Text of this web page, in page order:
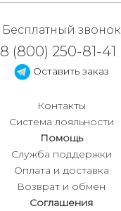
Бесплатный звонок
8 (800) 250-81-41
Оставить заказ
Контакты
Система лояльности
Помощь
Служба поддержки
Оплата и доставка
Возврат и обмен
Соглашения